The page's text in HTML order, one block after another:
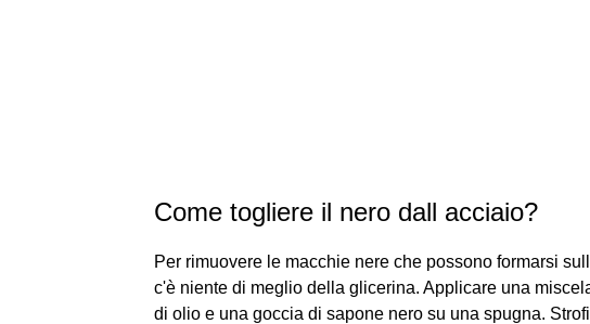
Come togliere il nero dall acciaio?
Per rimuovere le macchie nere che possono formarsi
c'è niente di meglio della glicerina. Applicare una
di olio e una goccia di sapone nero su una spugna.